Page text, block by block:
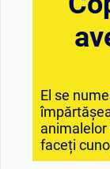
El se
faceți